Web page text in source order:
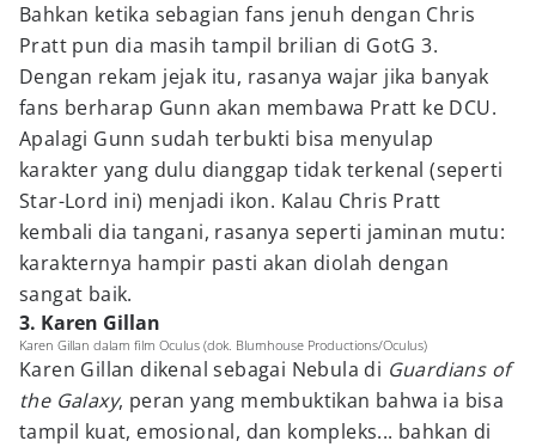
Bahkan ketika sebagian fans jenuh dengan Chris
Pratt pun dia masih tampil brilian di GotG 3.
Dengan rekam jejak itu, rasanya wajar jika banyak
fans berharap Gunn akan membawa Pratt ke DCU.
Apalagi Gunn sudah terbukti bisa menyulap
karakter yang dulu dianggap tidak terkenal (seperti
Star-Lord ini) menjadi ikon. Kalau Chris Pratt
kembali dia tangani, rasanya seperti jaminan mutu:
karakternya hampir pasti akan diolah dengan
sangat baik.
3. Karen Gillan
Karen Gillan dalam film Oculus (dok. Blumhouse Productions/Oculus)
Karen Gillan dikenal sebagai Nebula di Guardians of
the Galaxy, peran yang membuktikan bahwa ia bisa
tampil kuat, emosional, dan kompleks... bahkan di